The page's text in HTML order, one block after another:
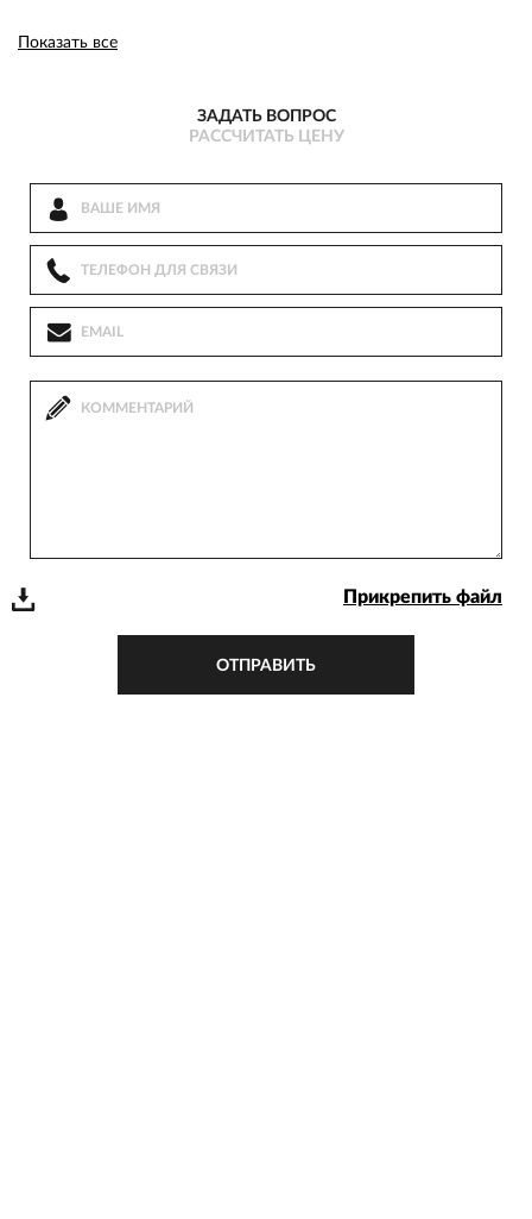
Показать все
ЗАДАТЬ ВОПРОС
РАССЧИТАТЬ ЦЕНУ
Прикрепить файл
ОТПРАВИТЬ